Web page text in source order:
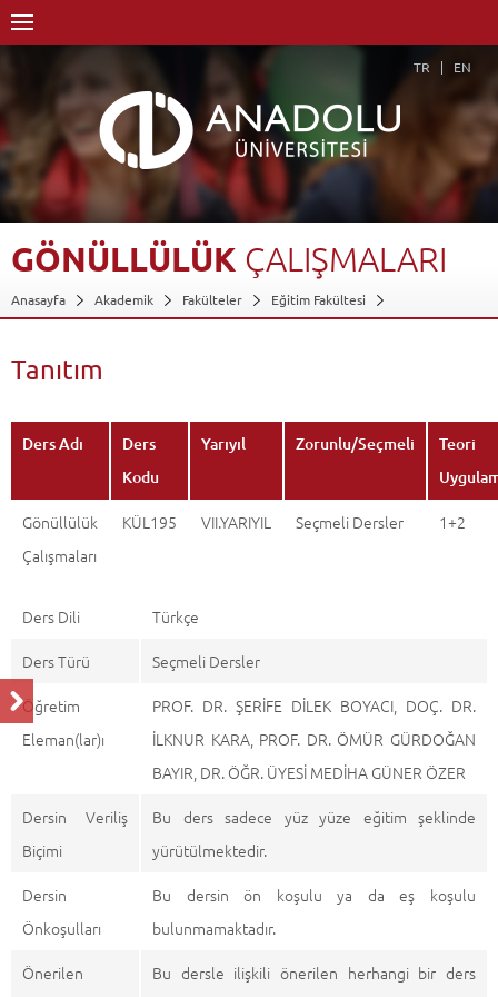
TR EN
GÖNÜLLÜLÜK ÇALIŞMALARI
Anasayfa Akademik Fakülteler
Eğitim Fakültesi
Dersler - AKTS Kredileri
Tanıtım
Ders Adı
Ders
Kodu
Yarıyıl Zorunlu/Seçmeli
Teori
Gönüllülük
Çalışmaları
KÜL195 VII.YARIYIL Seçmeli Dersler 1+2
Ders Dili
Türkçe
Ders Türü
Seçmeli Dersler
Öğretim
Eleman(lar)ı
PROF. DR. ŞERİFE DİLEK BOYACI, DOÇ. DR.
İLKNUR KARA, PROF. DR. ÖMÜR GÜRDOĞAN
BAYIR, DR. ÖĞR. ÜYESİ MEDİHA GÜNER ÖZER
Dersin Veriliş
Biçimi
Bu ders sadece yüz yüze eğitim şeklinde
yürütülmektedir.
Dersin
Önkoşulları
Bu dersin ön koşulu ya da eş koşulu
bulunmamaktadır.
Önerilen
Bu dersle ilişkili önerilen herhangi bir ders